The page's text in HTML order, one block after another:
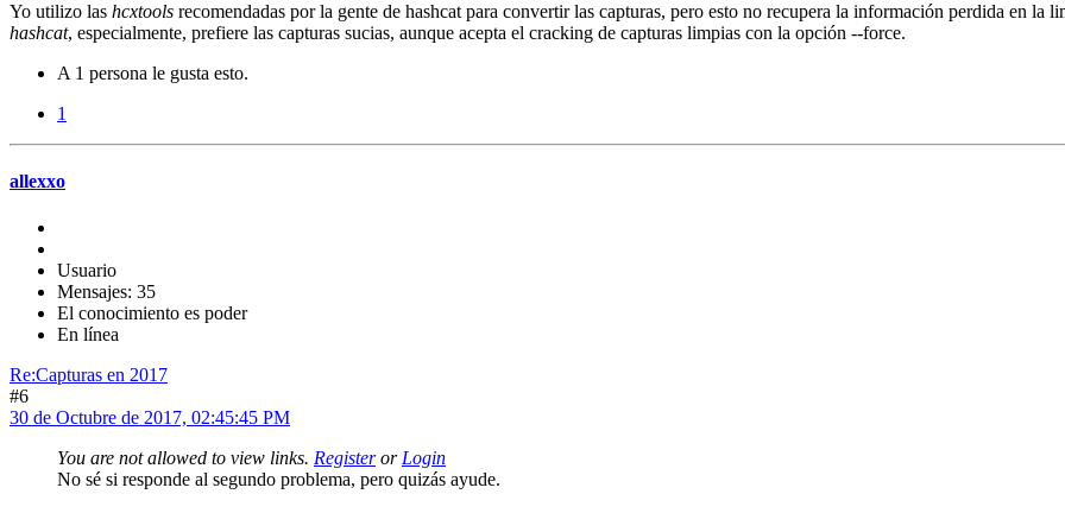
Yo utilizo las hcxtools recomendadas por la gente de hashcat para convertir las capturas, pero esto no recupera la información perdida en la
hashcat, especialmente, prefiere las capturas sucias, aunque acepta el cracking de capturas limpias con la opción --force.
A 1 persona le gusta esto.
1
allexxo
Usuario
Mensajes: 35
El conocimiento es poder
En línea
Re:Capturas en 2017
#6
30 de Octubre de 2017, 02:45:45 PM
You are not allowed to view links. RegisterorLogin
No sé si responde al segundo problema, pero quizás ayude.